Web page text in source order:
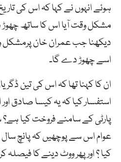
ہوئے انہوں نے کہا کہ اس کی
مشکل وقت آیا اس کا ساتھ چھوڑ
دیکھنا جب عمران خان
اسے چھوڑ دے گا۔
ان کا کہنا تھا کہ اس کی تین
استفسار کیا کہ یہ کیسا صادق
پارٹی کے سامنے فروخت کیا ہے؟
عوام اس سے پوچھیں کہ پانچ
کیا ؟ اور پھر ووٹ دینے کا فیصلہ